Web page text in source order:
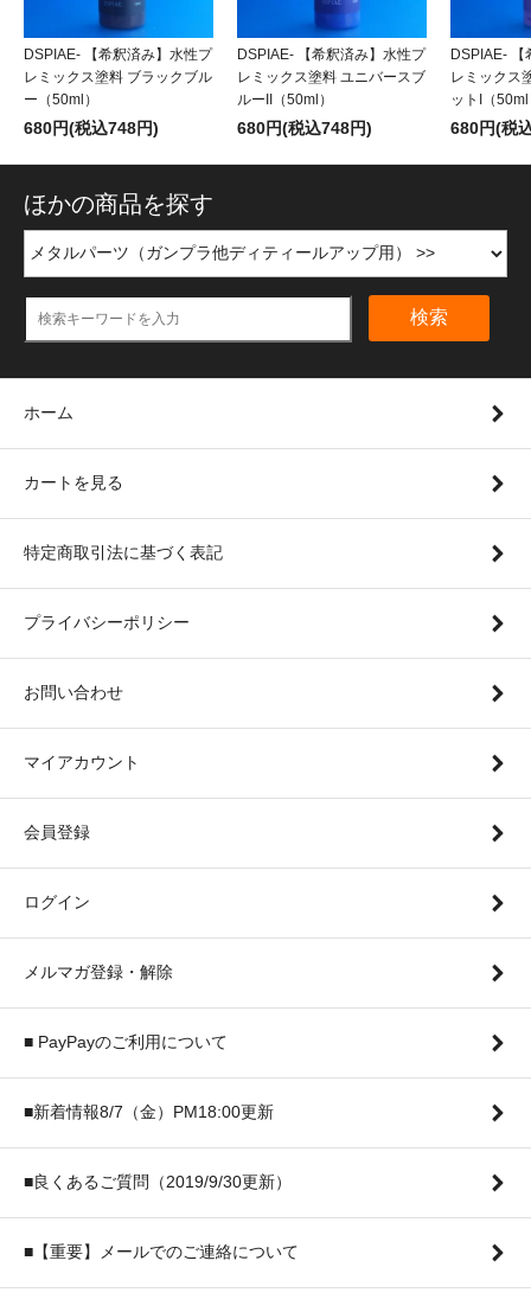
DSPIAE- 【希釈済み】水性プ
レミックス塗料 ブラックブル
ー（50ml）
680円(税込748円)
DSPIAE- 【希釈済み】水性プ
レミックス塗料 ユニバースブ
ルーII（50ml）
680円(税込748円)
DSPIAE- 【
レミックス
ットI（
680円(税
ほかの商品を探す
検索
ホーム
カートを見る
特定商取引法に基づく表記
プライバシーポリシー
お問い合わせ
マイアカウント
会員登録
ログイン
メルマガ登録・解除
■ PayPayのご利用について
■新着情報8/7（金）PM18:00更新
■良くあるご質問（2019/9/30更新）
■【重要】メールでのご連絡について